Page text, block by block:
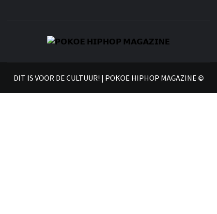
DIT IS VOOR DE CULTUUR! | POKOE HIPHOP MAGAZINE ©